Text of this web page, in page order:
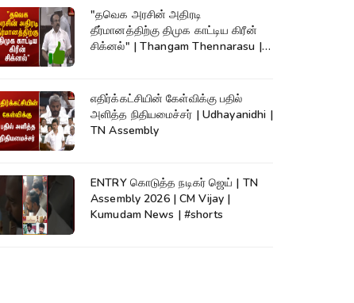
"தவெக அரசின் அதிரடி
தீர்மானத்திற்கு திமுக காட்டிய கிரீன்
சிக்னல்" | Thangam Thennarasu |
எதிர்க்கட்சியின் கேள்விக்கு பதில்
அளித்த நிதியமைச்சர் | Udhayanidhi |
TN Assembly
ENTRY கொடுத்த நடிகர் ஜெய் | TN
Assembly 2026 | CM Vijay |
Kumudam News | #shorts